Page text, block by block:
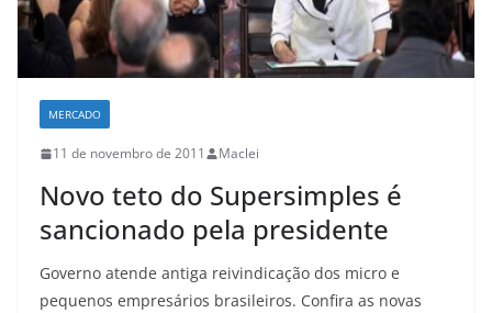
MERCADO
11 de novembro de 2011 Maclei
Novo teto do Supersimples é
sancionado pela presidente
Governo atende antiga reivindicação dos micro e
pequenos empresários brasileiros. Confira as novas